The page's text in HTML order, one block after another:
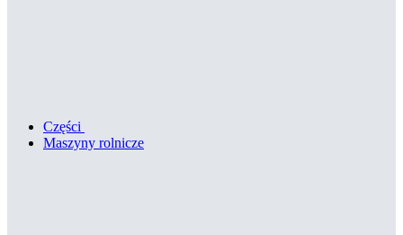
Części
Maszyny rolnicze